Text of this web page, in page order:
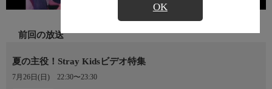
OK
前回の放送
夏の主役！Stray Kidsビデオ特集
7月26日(日) 22:30〜23:30